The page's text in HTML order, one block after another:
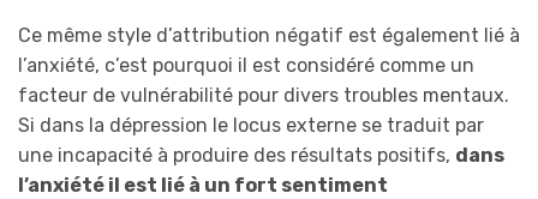
Ce même style d’attribution négatif est également lié à
l’anxiété, c’est pourquoi il est considéré comme un
facteur de vulnérabilité pour divers troubles mentaux.
Si dans la dépression le locus externe se traduit par
une incapacité à produire des résultats positifs, dans
l’anxiété il est lié à un fort sentiment